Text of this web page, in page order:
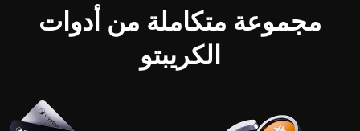
مجموعة متكاملة من أدوات
الكريبتو